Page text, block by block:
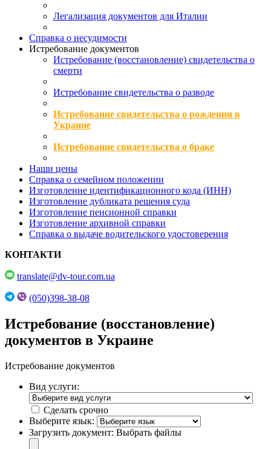
Легализация документов для Италии
Справка о несудимости
Истребование документов
Истребование (восстановление) свидетельства о
смерти
Истребование свидетельства о разводе
Истребование свидетельства о рождении в
Украине
Истребование свидетельства о браке
Наши цены
Справка о семейном положении
Изготовление идентификационного кода (ИНН)
Изготовление дубликата решения суда
Изготовление пенсионной справки
Изготовление архивной справки
Справка о выдаче водительского удостоверения
КОНТАКТИ
translate@dv-tour.com.ua
(050)398-38-08
Истребование (восстановление)
документов в Украине
Истребование документов
Вид услуги:
Сделать срочно
Выберите язык:
Загрузить документ: Выбрать файлы